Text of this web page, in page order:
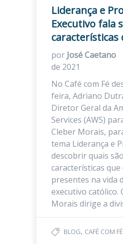
Liderança e
Executivo fala
características
por José Caetano
de 2021
No Café com Fé
feira, Adriano
Diretor Geral da
Services (AWS)
Cleber Morais,
tema Liderança e
descobrir quais
características
presentes na vida
executivo católico.
Morais dirige a
BLOG, CAFÉ COM FÉ